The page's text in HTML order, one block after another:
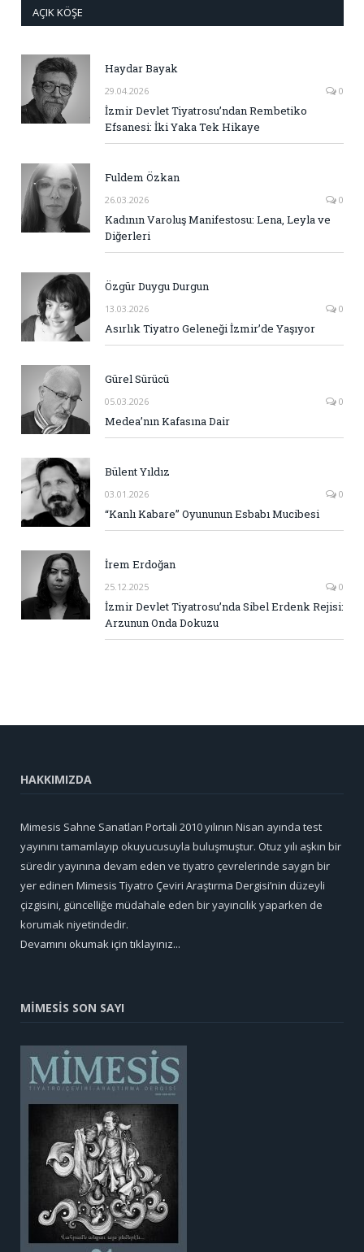
AÇIK KÖŞE
Haydar Bayak
29.04.2026 0
İzmir Devlet Tiyatrosu’ndan Rembetiko
Efsanesi: İki Yaka Tek Hikaye
Fuldem Özkan
26.03.2026 0
Kadının Varoluş Manifestosu: Lena, Leyla ve
Diğerleri
Özgür Duygu Durgun
13.03.2026 0
Asırlık Tiyatro Geleneği İzmir’de Yaşıyor
Gürel Sürücü
05.03.2026 0
Medea’nın Kafasına Dair
Bülent Yıldız
03.01.2026 0
“Kanlı Kabare” Oyununun Esbabı Mucibesi
İrem Erdoğan
25.12.2025 0
İzmir Devlet Tiyatrosu’nda Sibel Erdenk Rejisi:
Arzunun Onda Dokuzu
HAKKIMIZDA
Mimesis Sahne Sanatları Portali 2010 yılının Nisan ayında test
yayınını tamamlayıp okuyucusuyla buluşmuştur. Otuz yılı aşkın bir
süredir yayınına devam eden ve tiyatro çevrelerinde saygın bir
yer edinen Mimesis Tiyatro Çeviri Araştırma Dergisi’nin düzeyli
çizgisini, güncelliğe müdahale eden bir yayıncılık yaparken de
korumak niyetindedir.
Devamını okumak için tıklayınız...
MİMESİS SON SAYI